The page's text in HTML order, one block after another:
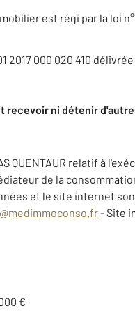
est régi par la loi
2017 000 020 410
recevoir ni détenir
QUENTAUR relatif à
de la
et le site internet sont
- Site
€